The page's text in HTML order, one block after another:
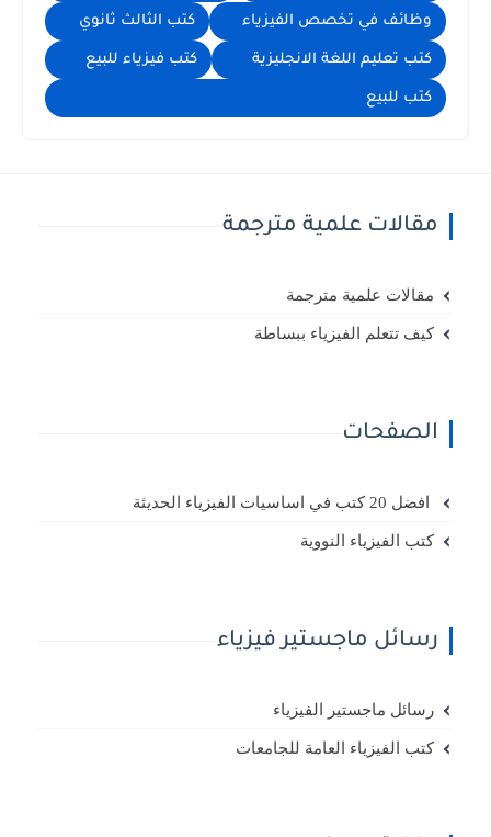
وظائف في تخصص الفيزياء كتب الثالث ثانوي
كتب تعليم اللغة الانجليزية كتب فيزياء للبيع
كتب للبيع
مقالات علمية مترجمة
مقالات علمية مترجمة
كيف تتعلم الفيزياء ببساطة
الصفحات
افضل 20 كتب في اساسيات الفيزياء الحديثة
كتب الفيزياء النووية
رسائل ماجستير فيزياء
رسائل ماجستير الفيزياء
كتب الفيزياء العامة للجامعات